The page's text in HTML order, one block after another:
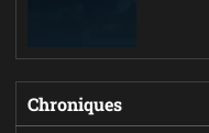
Chroniques